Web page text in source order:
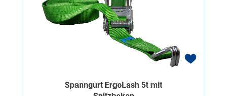
Spanngurt ErgoLash 5t mit